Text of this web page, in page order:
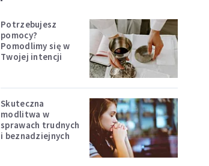
Potrzebujesz
pomocy?
Pomodlimy się w
Twojej intencji
Skuteczna
modlitwa w
sprawach trudnych
i beznadziejnych